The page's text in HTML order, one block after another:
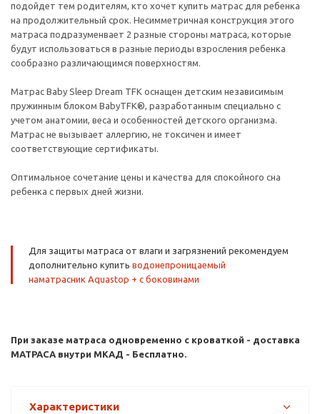
подойдет тем родителям, кто хочет купить матрас для ребенка
на продолжительный срок. Несимметричная конструкция этого
матраса подразуменвает 2 разные стороны матраса, которые
будут использоваться в разные периоды взросления ребенка
сообразно различающимся поверхностям.
Матрас Baby Sleep Dream TFK оснащен детским независимым
пружинным блоком BabyTFK®, разработанным специально с
учетом анатомии, веса и особенностей детского организма.
Матрас не вызывает аллергию, не токсичен и имеет
соответствующие сертификаты.
Оптимальное сочетание цены и качества для спокойного сна
ребенка с первых дней жизни.
Для защиты матраса от влаги и загрязнений рекомендуем
дополнительно купить водонепроницаемый
наматрасник Aquastop + с боковинами
При заказе матраса одновременно с кроваткой - доставка
МАТРАСА внутри МКАД - Бесплатно.
Характеристики